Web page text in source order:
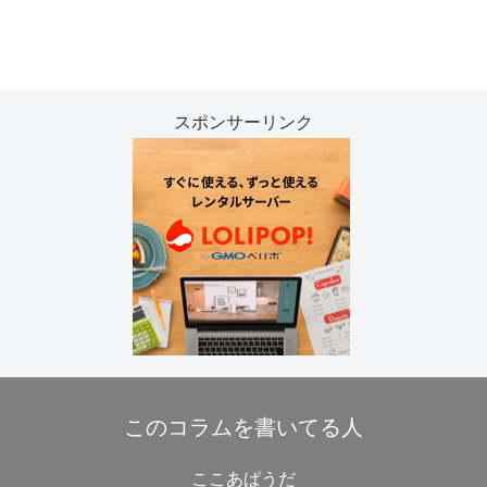
スポンサーリンク
このコラムを書いてる人
ここあぱうだ